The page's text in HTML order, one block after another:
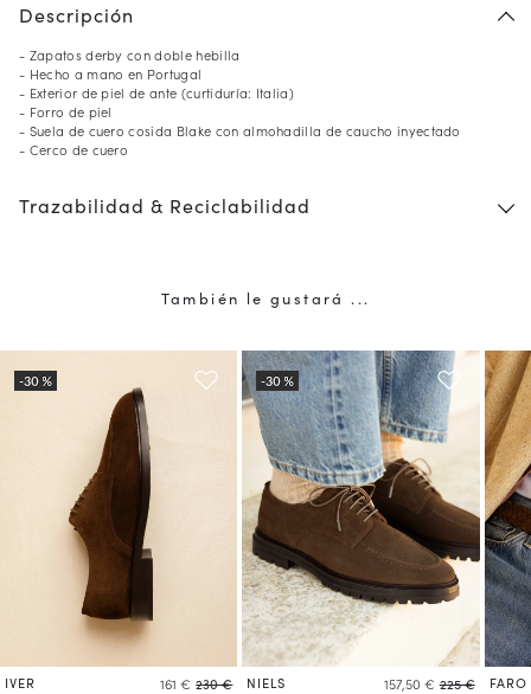
Descripción
- Zapatos derby con doble hebilla
- Hecho a mano en Portugal
- Exterior de piel de ante (curtiduría: Italia)
- Forro de piel
- Suela de cuero cosida Blake con almohadilla de caucho inyectado
- Cerco de cuero
Trazabilidad & Reciclabilidad
También le gustará ...
IVER 161 € 230 €
NIELS 157,50 € 225 €
FARO